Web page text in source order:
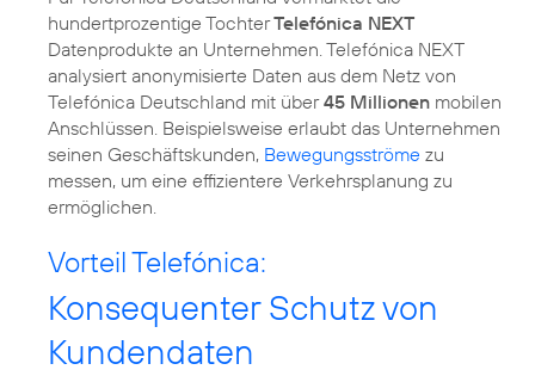
hundertprozentige TochterTelefónica NEXT
Datenprodukte an Unternehmen. Telefónica NEXT
analysiert anonymisierte Daten aus dem Netz von
Telefónica Deutschland mit über45 Millionen mobilen
Anschlüssen. Beispielsweise erlaubt das Unternehmen
seinen Geschäftskunden, Bewegungsströme zu
messen, um eine effizientere Verkehrsplanung zu
ermöglichen.
Vorteil Telefónica:
Konsequenter Schutz von
Kundendaten